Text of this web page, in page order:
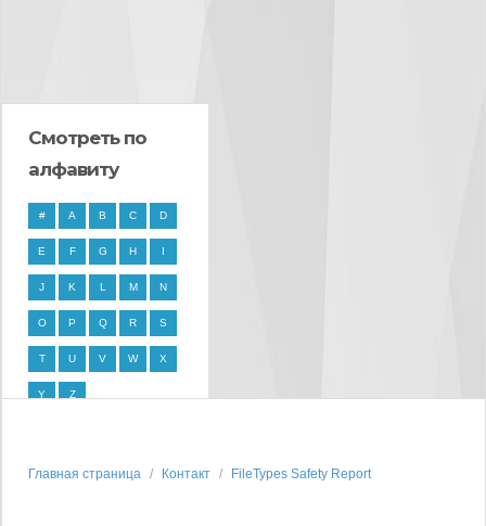
Смотреть по
алфавиту
# A B C D
E F G H I
J K L M N
O P Q R S
T U V W X
Y Z
Главная страница Контакт FileTypes Safety Report